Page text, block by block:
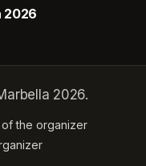
2026
2026.
tab)
of the organizer